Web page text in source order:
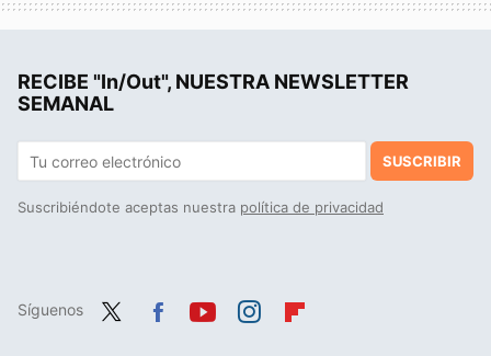
RECIBE "In/Out", NUESTRA NEWSLETTER
SEMANAL
SUSCRIBIR
Suscribiéndote aceptas nuestra política de privacidad
Síguenos